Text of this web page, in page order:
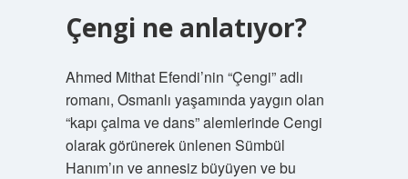
Çengi ne anlatıyor?
Ahmed Mithat Efendi’nin “Çengi” adlı
romanı, Osmanlı yaşamında yaygın olan
“kapı çalma ve dans” alemlerinde Cengi
olarak görünerek ünlenen Sümbül
Hanım’ın ve annesiz büyüyen ve bu